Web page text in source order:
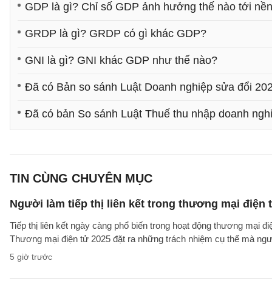
GDP là gì? Chỉ số GDP ảnh hưởng thế nào tới
GRDP là gì? GRDP có gì khác GDP?
GNI là gì? GNI khác GDP như thế nào?
Đã có Bản so sánh Luật Doanh nghiệp sửa đổi
Đã có bản So sánh Luật Thuế thu nhập doanh
TIN CÙNG CHUYÊN MỤC
Người làm tiếp thị liên kết trong thương mại điện
Tiếp thị liên kết ngày càng phổ biến trong hoạt động thương mại
Thương mại điện tử 2025 đặt ra những trách nhiệm cụ thể mà
5 giờ trước